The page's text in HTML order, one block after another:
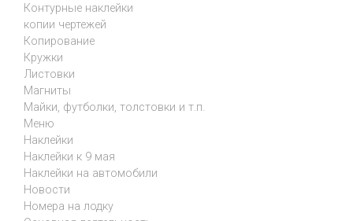
Контурные наклейки
копии чертежей
Копирование
Кружки
Листовки
Магниты
Майки, футболки, толстовки и т.п.
Меню
Наклейки
Наклейки к 9 мая
Наклейки на автомобили
Новости
Номера на лодку